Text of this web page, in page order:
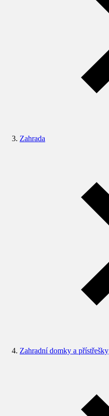
Zahrada
Zahradní domky a přístřešky